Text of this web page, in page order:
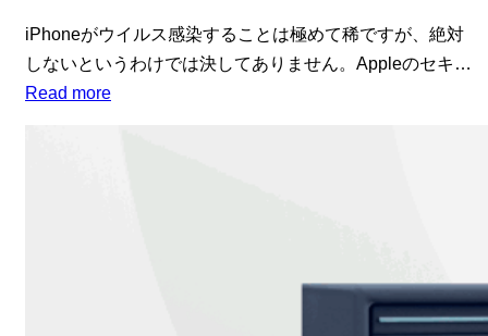
iPhoneがウイルス感染することは極めて稀ですが、絶対
しないというわけでは決してありません。Appleのセキ…
Read more